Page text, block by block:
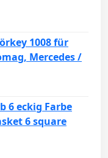
1008 für
Mercedes /
6 eckig Farbe
6 square